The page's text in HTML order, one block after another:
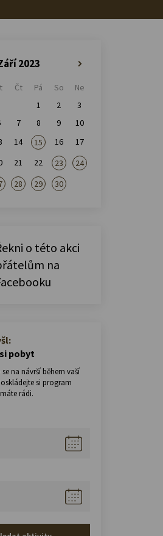
2023
Čt Pá So
Ne
1
2
3
7 8 9
10
14 15 16
17
21 22 23
24
28 29 30
o této akci
na
pobyt
na návrší během vaší
si program
rádi.